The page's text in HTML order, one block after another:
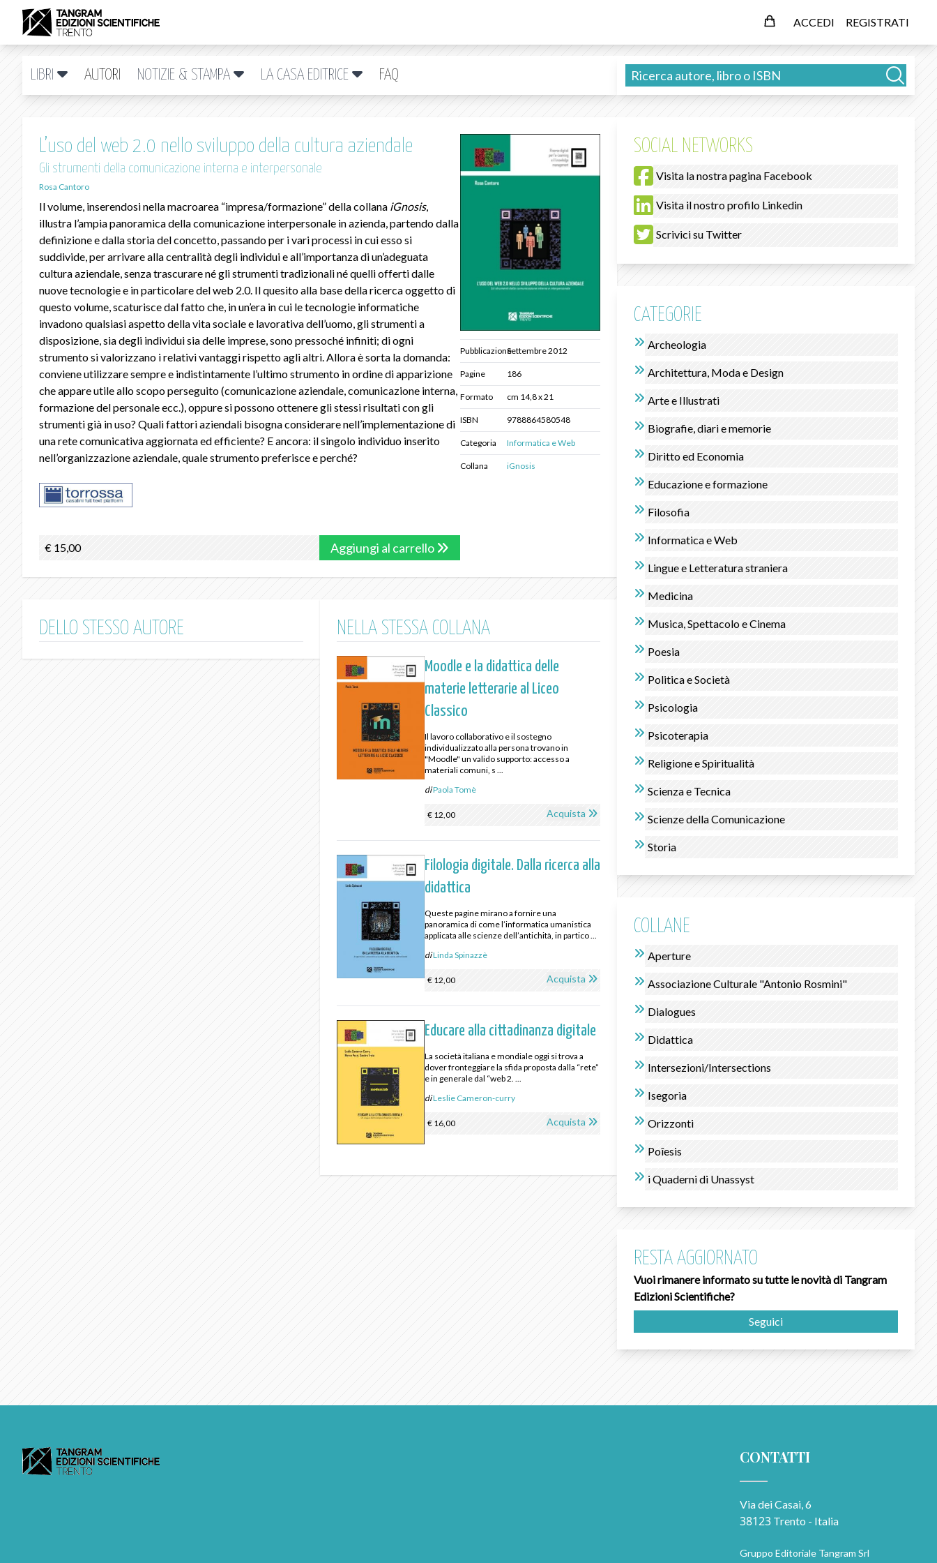
ACCEDI REGISTRATI
LIBRI AUTORI NOTIZIE & STAMPA LA CASA EDITRICE FAQ
L’uso del web 2.0 nello sviluppo della cultura aziendale
Gli strumenti della comunicazione interna e interpersonale
Rosa Cantoro
Il volume, inserendosi nella macroarea “impresa/formazione” della collana iGnosis,
illustra l’ampia panoramica della comunicazione interpersonale in azienda, partendo dalla
definizione e dalla storia del concetto, passando per i vari processi in cui esso si
suddivide, per arrivare alla centralità degli individui e all’importanza di un’adeguata
cultura aziendale, senza trascurare né gli strumenti tradizionali né quelli offerti dalle
nuove tecnologie e in particolare del web 2.0. Il quesito alla base della ricerca oggetto di
questo volume, scaturisce dal fatto che, in un’era in cui le tecnologie informatiche
invadono qualsiasi aspetto della vita sociale e lavorativa dell’uomo, gli strumenti a
disposizione, sia degli individui sia delle imprese, sono pressoché infiniti; di ogni
strumento si valorizzano i relativi vantaggi rispetto agli altri. Allora è sorta la domanda:
conviene utilizzare sempre e indistintamente l’ultimo strumento in ordine di apparizione
che appare utile allo scopo perseguito (comunicazione aziendale, comunicazione interna,
formazione del personale ecc.), oppure si possono ottenere gli stessi risultati con gli
strumenti già in uso? Quali fattori aziendali bisogna considerare nell’implementazione di
una rete comunicativa aggiornata ed efficiente? E ancora: il singolo individuo inserito
nell’organizzazione aziendale, quale strumento preferisce e perché?
€ 15,00 Aggiungi al carrello
PubblicazioneSettembre 2012
Pagine 186
Formato cm 14,8 x 21
ISBN 9788864580548
Categoria Informatica e Web
Collana iGnosis
DELLO STESSO AUTORE NELLA STESSA COLLANA
Moodle e la didattica delle
materie letterarie al Liceo
Classico
Il lavoro collaborativo e il sostegno
individualizzato alla persona trovano in
"Moodle" un valido supporto: accesso a
materiali comuni, s ...
diPaola Tomè
€ 12,00 Acquista
Filologia digitale. Dalla ricerca alla
didattica
Queste pagine mirano a fornire una
panoramica di come l’informatica umanistica
applicata alle scienze dell’antichità, in partico ...
diLinda Spinazzè
€ 12,00 Acquista
Educare alla cittadinanza digitale
La società italiana e mondiale oggi si trova a
dover fronteggiare la sfida proposta dalla “rete”
e in generale dal “web 2. ...
diLeslie Cameron-curry
€ 16,00 Acquista
SOCIAL NETWORKS
Visita la nostra pagina Facebook
Visita il nostro profilo Linkedin
Scrivici su Twitter
CATEGORIE
Archeologia
Architettura, Moda e Design
Arte e Illustrati
Biografie, diari e memorie
Diritto ed Economia
Educazione e formazione
Filosofia
Informatica e Web
Lingue e Letteratura straniera
Medicina
Musica, Spettacolo e Cinema
Poesia
Politica e Società
Psicologia
Psicoterapia
Religione e Spiritualità
Scienza e Tecnica
Scienze della Comunicazione
Storia
COLLANE
Aperture
Associazione Culturale "Antonio Rosmini"
Dialogues
Didattica
Intersezioni/Intersections
Isegorìa
Orizzonti
Poîesis
i Quaderni di Unassyst
RESTA AGGIORNATO
Vuoi rimanere informato su tutte le novità di Tangram
Edizioni Scientifiche?
Seguici
CONTATTI
Via dei Casai, 6
38123 Trento - Italia
Gruppo Editoriale Tangram Srl